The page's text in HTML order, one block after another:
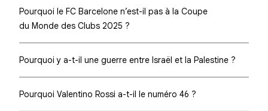
Pourquoi le FC Barcelone n’est-il pas à la Coupe
du Monde des Clubs 2025 ?
Pourquoi y a-t-il une guerre entre Israël et la Palestine ?
Pourquoi Valentino Rossi a-t-il le numéro 46 ?